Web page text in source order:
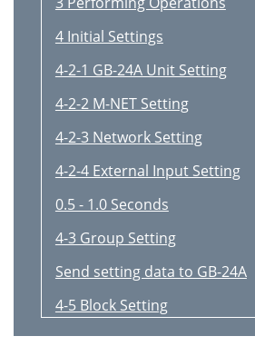
4 Initial Settings
4-2-1 GB-24A Unit Setting
4-2-2 M-NET Setting
4-2-3 Network Setting
4-2-4 External Input Setting
0.5 - 1.0 Seconds
4-3 Group Setting
Send setting data to GB-24A
4-5 Block Setting
5 Functions 1